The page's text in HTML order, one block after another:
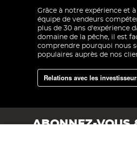
Grâce à notre expérience et
équipe de vendeurs
plus de 30 ans d'expérience
domaine de la pêche, il est
comprendre pourquoi nous
populaires auprès de nos
Relations avec les
ABONNEZ-VOUS